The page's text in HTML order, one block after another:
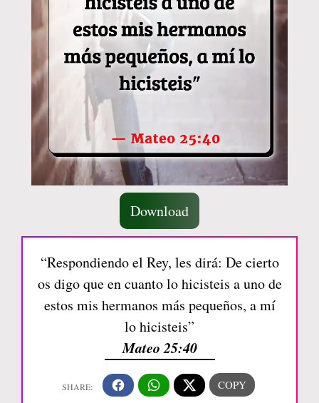
Download
“Respondiendo el Rey, les dirá: De cierto
os digo que en cuanto lo hicisteis a uno de
estos mis hermanos más pequeños, a mí
lo hicisteis”
Mateo 25:40